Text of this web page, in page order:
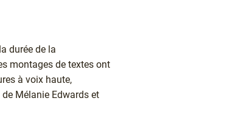
durée de la
montages de textes ont
à voix haute,
Mélanie Edwards et